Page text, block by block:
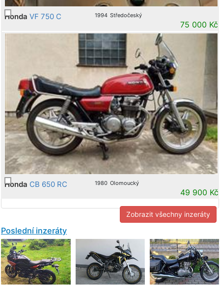
Honda VF 750 C 1994 Středočeský
75 000 Kč
Honda CB 650 RC 1980 Olomoucký
49 900 Kč
Zobrazit všechny inzeráty
Poslední inzeráty